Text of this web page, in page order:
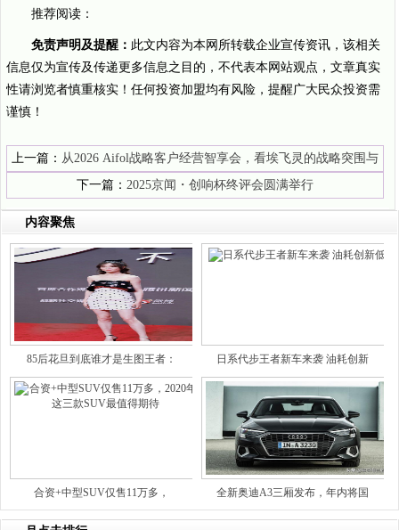
推荐阅读：
免责声明及提醒： 此文内容为本网所转载企业宣传资讯，该相关
信息仅为宣传及传递更多信息之目的，不代表本网站观点，文章真实
性请浏览者慎重核实！任何投资加盟均有风险，提醒广大民众投资需
谨慎！
上一篇： 从2026 Aifol战略客户经营智享会，看埃飞灵的战略突围与
代际传承
下一篇： 2025京闻・创响杯终评会圆满举行
内容聚焦
85后花旦到底谁才是生图王者： 日系代步王者新车来袭 油耗创新
合资+中型SUV仅售11万多， 全新奥迪A3三厢发布，年内将国